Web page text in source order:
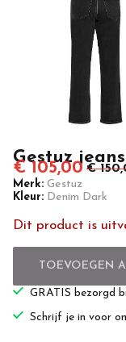
Gestuz
€ 105,00 €
Merk: Gestuz
Kleur: Denim Dark
Dit product is
TOEVOEGEN
GRATIS bezorgd
Schrijf je in voor